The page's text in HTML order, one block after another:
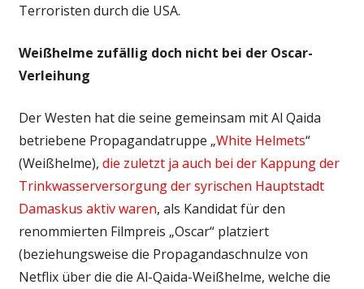
Terroristen durch die USA.
Weißhelme zufällig doch nicht bei der Oscar-
Verleihung
Der Westen hat die seine gemeinsam mit Al Qaida
betriebene Propagandatruppe „White Helmets“
(Weißhelme), die zuletzt ja auch bei der Kappung der
Trinkwasserversorgung der syrischen Hauptstadt
Damaskus aktiv waren, als Kandidat für den
renommierten Filmpreis „Oscar“ platziert
(beziehungsweise die Propagandaschnulze von
Netflix über die die Al-Qaida-Weißhelme, welche die